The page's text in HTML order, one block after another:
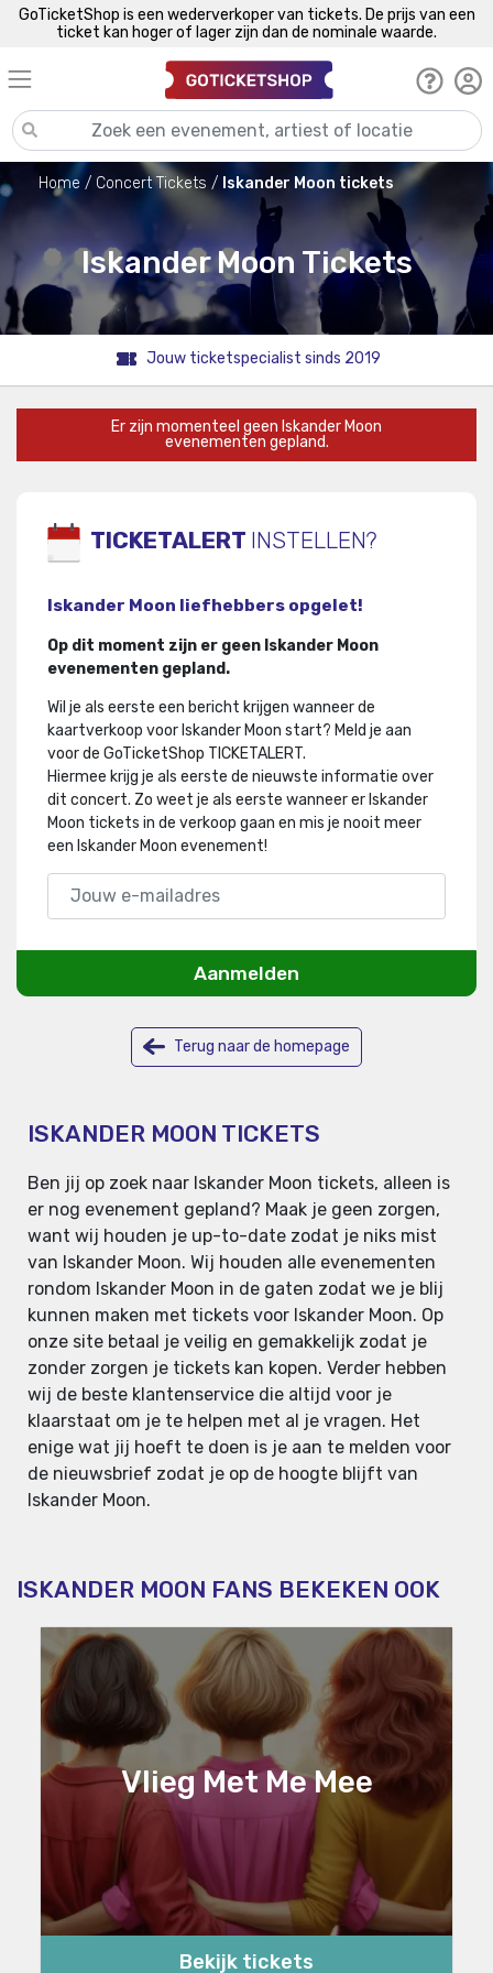
GoTicketShop is een wederverkoper van tickets. De prijs van een
ticket kan hoger of lager zijn dan de nominale waarde.
Home Concert Tickets Iskander Moon tickets
Iskander Moon Tickets
Jouw ticketspecialist sinds 2019
Er zijn momenteel geen Iskander Moon
evenementen gepland.
TICKETALERT INSTELLEN?
Iskander Moon liefhebbers opgelet!
Op dit moment zijn er geen Iskander Moon
evenementen gepland.
Wil je als eerste een bericht krijgen wanneer de
kaartverkoop voor Iskander Moon start? Meld je aan
voor de GoTicketShop TICKETALERT.
Hiermee krijg je als eerste de nieuwste informatie over
dit concert. Zo weet je als eerste wanneer er Iskander
Moon tickets in de verkoop gaan en mis je nooit meer
een Iskander Moon evenement!
Aanmelden
Terug naar de homepage
ISKANDER MOON TICKETS
Ben jij op zoek naar Iskander Moon tickets, alleen is
er nog evenement gepland? Maak je geen zorgen,
want wij houden je up-to-date zodat je niks mist
van Iskander Moon. Wij houden alle evenementen
rondom Iskander Moon in de gaten zodat we je blij
kunnen maken met tickets voor Iskander Moon. Op
onze site betaal je veilig en gemakkelijk zodat je
zonder zorgen je tickets kan kopen. Verder hebben
wij de beste klantenservice die altijd voor je
klaarstaat om je te helpen met al je vragen. Het
enige wat jij hoeft te doen is je aan te melden voor
de nieuwsbrief zodat je op de hoogte blijft van
Iskander Moon.
ISKANDER MOON FANS BEKEKEN OOK
Vlieg Met Me Mee
Bekijk tickets